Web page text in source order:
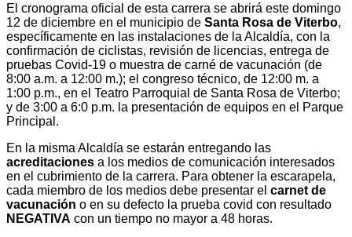
El cronograma oficial de esta carrera se abrirá este domingo
12 de diciembre en el municipio de Santa Rosa de Viterbo,
específicamente en las instalaciones de la Alcaldía, con la
confirmación de ciclistas, revisión de licencias, entrega de
pruebas Covid-19 o muestra de carné de vacunación (de
8:00 a.m. a 12:00 m.); el congreso técnico, de 12:00 m. a
1:00 p.m., en el Teatro Parroquial de Santa Rosa de Viterbo;
y de 3:00 a 6:0 p.m. la presentación de equipos en el Parque
Principal.
En la misma Alcaldía se estarán entregando las
acreditaciones a los medios de comunicación interesados
en el cubrimiento de la carrera. Para obtener la escarapela,
cada miembro de los medios debe presentar el carnet de
vacunación o en su defecto la prueba covid con resultado
NEGATIVA con un tiempo no mayor a 48 horas.